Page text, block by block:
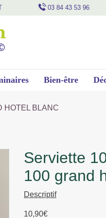
03 84 43 53 96
Bien-être
HOTEL BLANC
serviette 100 % coton 550 grs 50x
100 grand
Descriptif
10,90€